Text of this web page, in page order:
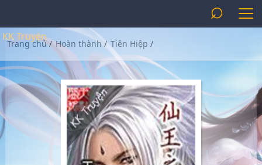
KK Truyện
⌕
Trang chủ/ Hoàn thành/ Tiên Hiệp /